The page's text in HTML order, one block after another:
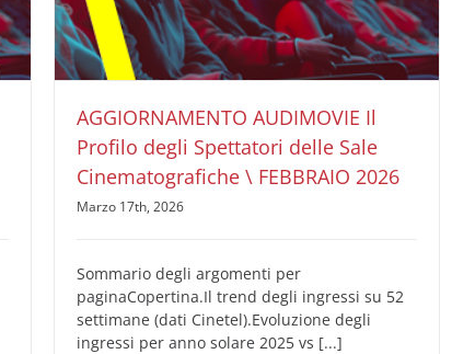
FEBBRAIO 2026
AUDIMOVIE Ricerche Pubblicità Cinema Il Profilo
degli Spettatori delle Sale Cinematografiche
AGGIORNAMENTO AUDIMOVIE Il
Profilo degli Spettatori delle Sale
Cinematografiche \ FEBBRAIO 2026
Marzo 17th, 2026
Sommario degli argomenti per
paginaCopertina.Il trend degli ingressi su 52
settimane (dati Cinetel).Evoluzione degli
ingressi per anno solare 2025 vs [...]